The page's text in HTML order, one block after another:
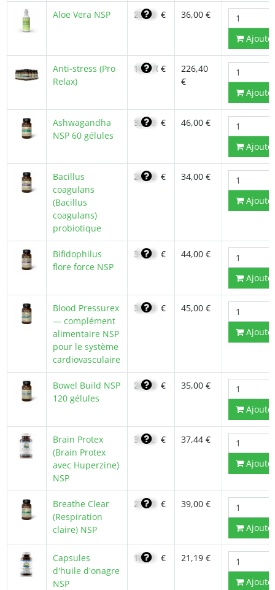
Aloe Vera NSP 25,50 € 36,00 €
Anti-stress (Pro
Relax)
161,70 €
226,40
€
Ashwagandha
NSP 60 gélules
32,70 € 46,00 €
Bacillus
coagulans
(Bacillus
coagulans)
probiotique
24,60 € 34,00 €
Bifidophilus
flore force NSP
31,20 € 44,00 €
Blood Pressurex
— complément
alimentaire NSP
pour le système
cardiovasculaire
32,20 € 45,00 €
Bowel Build NSP
120 gélules
24,90 € 35,00 €
Brain Protex
(Brain Protex
avec Huperzine)
NSP
31,82 € 37,44 €
Breathe Clear
(Respiration
claire) NSP
27,70 € 39,00 €
Capsules
d'huile d'onagre
NSP
18,01 € 21,19 €